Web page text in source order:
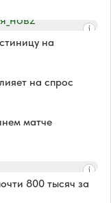
на
на спрос
матче
800 тысяч за